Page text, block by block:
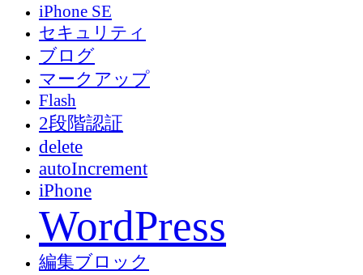
iPhone SE
セキュリティ
ブログ
マークアップ
Flash
2段階認証
delete
autoIncrement
iPhone
WordPress
編集ブロック